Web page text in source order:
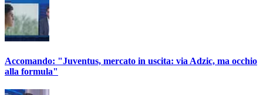
Accomando: "Juventus, mercato in uscita: via Adzic, ma occhio
alla formula"